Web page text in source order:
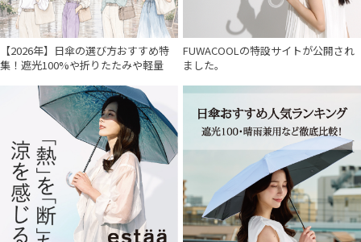
【2026年】日傘の選び方おすすめ特
集！遮光100%や折りたたみや軽量
FUWACOOLの特設サイトが公開され
ました。